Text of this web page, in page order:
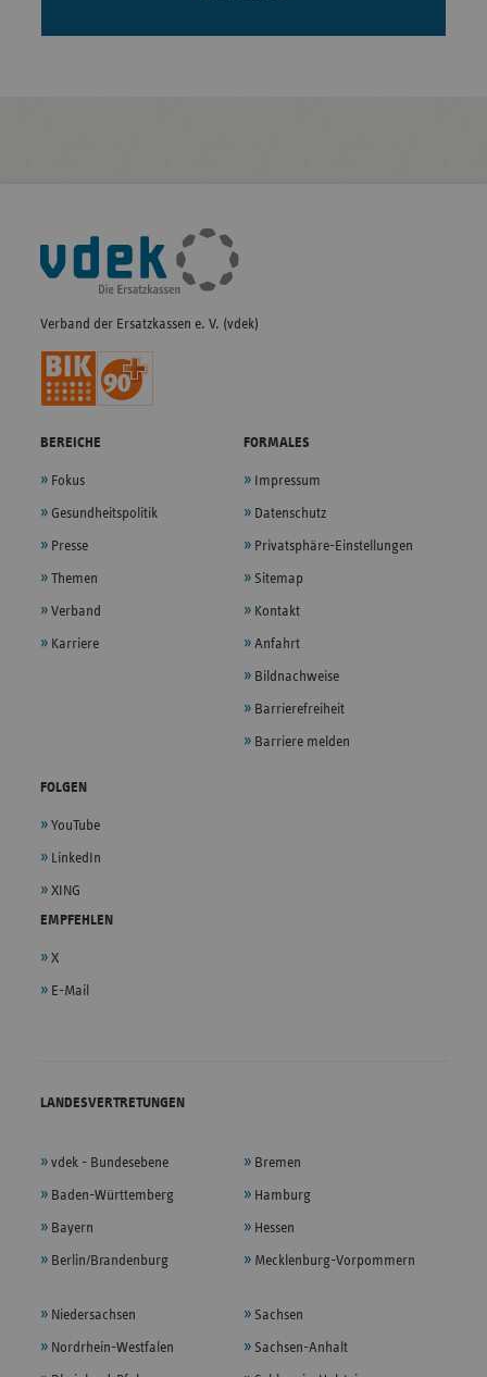
Fußleisten-
Navigation
Verband der Ersatzkassen e. V. (vdek)
BEREICHE
Fokus
Gesundheitspolitik
Presse
Themen
Verband
Karriere
FORMALES
Impressum
Datenschutz
Privatsphäre-Einstellungen
Sitemap
Kontakt
Anfahrt
Bildnachweise
Barrierefreiheit
Barriere melden
FOLGEN
YouTube
LinkedIn
XING
EMPFEHLEN
X
E-Mail
LANDESVERTRETUNGEN
vdek - Bundesebene
Baden-Württemberg
Bayern
Berlin/Brandenburg
Bremen
Hamburg
Hessen
Mecklenburg-Vorpommern
Niedersachsen
Nordrhein-Westfalen
Sachsen
Sachsen-Anhalt